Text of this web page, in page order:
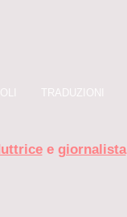
TRADUZIONI
e giornalista